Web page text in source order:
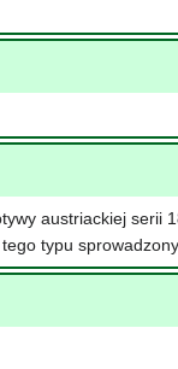
austriackiej
typu